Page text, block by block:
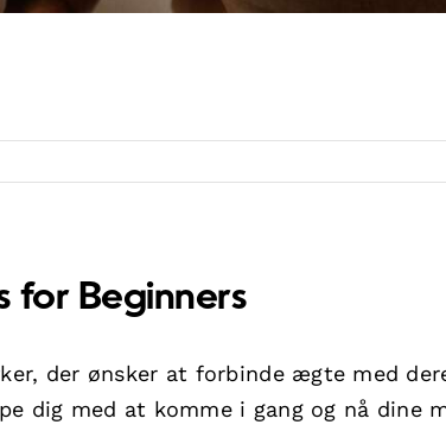
for Beginners
der ønsker at forbinde ægte med
dig med at komme i gang og nå dine